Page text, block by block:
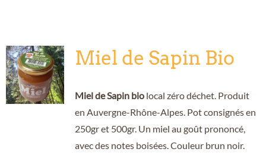
Miel de Sapin Bio
Miel de Sapin biolocal zéro déchet. Produit
en Auvergne-Rhône-Alpes. Pot consignés en
250gr et 500gr. Un miel au goût prononcé,
avec des notes boisées. Couleur brun noir.